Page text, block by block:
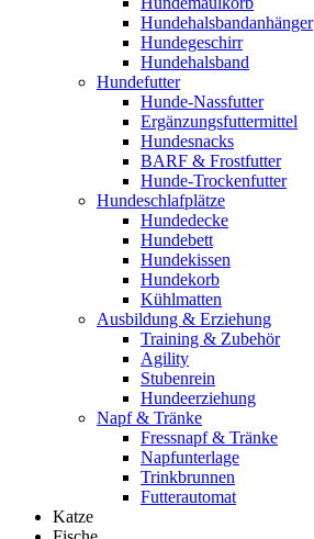
Hundehalsbandanhänger
Hundegeschirr
Hundehalsband
Hundefutter
Hunde-Nassfutter
Ergänzungsfuttermittel
Hundesnacks
BARF & Frostfutter
Hunde-Trockenfutter
Hundeschlafplätze
Hundedecke
Hundebett
Hundekissen
Hundekorb
Kühlmatten
Ausbildung & Erziehung
Training & Zubehör
Agility
Stubenrein
Hundeerziehung
Napf & Tränke
Fressnapf & Tränke
Napfunterlage
Trinkbrunnen
Futterautomat
Katze